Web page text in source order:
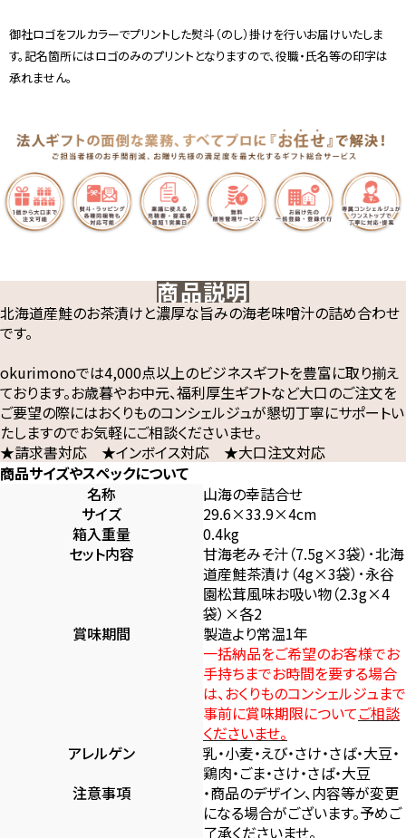
御社ロゴをフルカラーでプリントした熨斗（のし）掛けを行いお届けいたしま
す。記名箇所にはロゴのみのプリントとなりますので、役職・氏名等の印字は
承れません。
商品説明
北海道産鮭のお茶漬けと濃厚な旨みの海老味噌汁の詰め合わせ
です。
okurimonoでは4,000点以上のビジネスギフトを豊富に取り揃え
ております。お歳暮やお中元、福利厚生ギフトなど大口のご注文を
ご要望の際にはおくりものコンシェルジュが懇切丁寧にサポートい
たしますのでお気軽にご相談くださいませ。
★請求書対応 ★インボイス対応 ★大口注文対応
商品サイズやスペックについて
名称
山海の幸詰合せ
サイズ
29.6×33.9×4cm
箱入重量
0.4kg
セット内容
甘海老みそ汁（7.5g×3袋）･北海
道産鮭茶漬け（4g×3袋）･永谷
園松茸風味お吸い物（2.3g×4
袋）×各2
賞味期間
製造より常温1年
一括納品をご希望のお客様でお
手持ちまでお時間を要する場合
は、おくりものコンシェルジュまで
事前に賞味期限についてご相談
くださいませ。
アレルゲン
乳・小麦・えび・さけ・さば・大豆・
鶏肉・ごま・さけ・さば・大豆
注意事項
・商品のデザイン、内容等が変更
になる場合がございます。予めご
了承くださいませ。